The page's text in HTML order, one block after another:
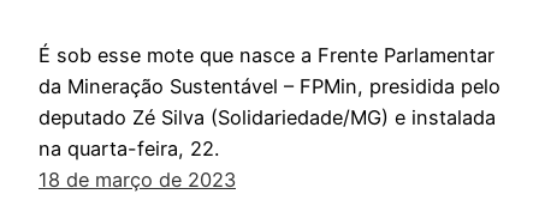
É sob esse mote que nasce a Frente Parlamentar
da Mineração Sustentável – FPMin, presidida pelo
deputado Zé Silva (Solidariedade/MG) e instalada
na quarta-feira, 22.
18 de março de 2023